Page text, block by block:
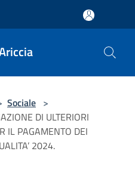
Sociale >
DI ULTERIORI
IL PAGAMENTO DEI
2024.